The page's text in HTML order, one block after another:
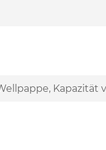
Kapazität